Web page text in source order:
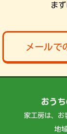
ま
メールで
おう
家工房は、お
地